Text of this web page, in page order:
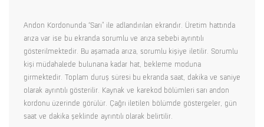
Andon Kordonunda “Sarı” ile adlandırılan ekrandır. Üretim hattında
arıza var ise bu ekranda sorumlu ve arıza sebebi ayrıntılı
gösterilmektedir. Bu aşamada arıza, sorumlu kişiye iletilir. Sorumlu
kişi müdahalede bulunana kadar hat, bekleme moduna
girmektedir. Toplam duruş süresi bu ekranda saat, dakika ve saniye
olarak ayrıntılı gösterilir. Kaynak ve karekod bölümleri sarı andon
kordonu üzerinde görülür. Çağrı iletilen bölümde göstergeler, gün
saat ve dakika şeklinde ayrıntılı olarak belirtilir.